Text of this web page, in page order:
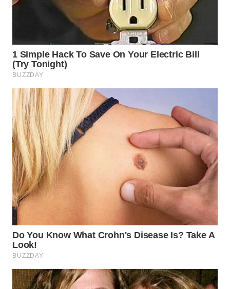
WN
SUMEDANG
WN
CIANJUR
WN
KEPULAUAN
SERIBU
WN
TANGERANG
BINJAI
WN
CIREBON